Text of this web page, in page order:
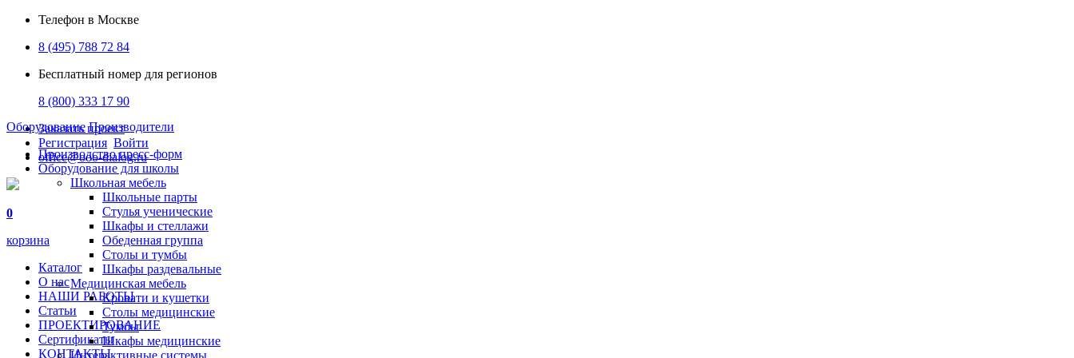
Телефон в Москве
8 (495) 788 72 84
Бесплатный номер для регионов
8 (800) 333 17 90
Заказать проект
Регистрация Войти
office@ooo-dialog.ru
0
корзина
Каталог
О нас
НАШИ РАБОТЫ
Статьи
ПРОЕКТИРОВАНИЕ
Сертификаты
КОНТАКТЫ
Оборудование Производители
Производство пресс-форм
Оборудование для школы
Школьная мебель
Школьные парты
Стулья ученические
Шкафы и стеллажи
Обеденная группа
Столы и тумбы
Шкафы раздевальные
Медицинская мебель
Кровати и кушетки
Столы медицинские
Тумбы
Шкафы медицинские
Интерактивные системы